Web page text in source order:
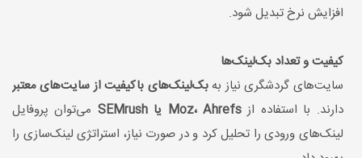
افزایش نرخ تبدیل شود.
کیفیت و تعداد بک‌لینک‌ها
سایت‌های گردشگری نیاز بهبک‌لینک‌های باکیفیت از سایت‌های معتبر
دارند. با استفاده از Moz، Ahrefs یا SEMrush
می‌توان پروفایل
لینک‌های ورودی را تحلیل کرد و در صورت نیاز، استراتژی لینک‌سازی را